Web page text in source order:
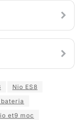
Nio ES8
et9 moc